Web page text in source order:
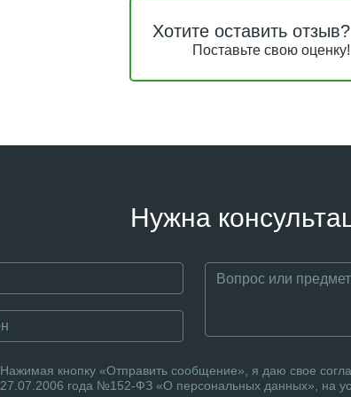
Хотите оставить отзыв?
Поставьте свою оценку!
Нужна
Нажимая кнопку «Отправить сообщение», я даю свое
27.07.2006 года №152-ФЗ «О персональных данных», на